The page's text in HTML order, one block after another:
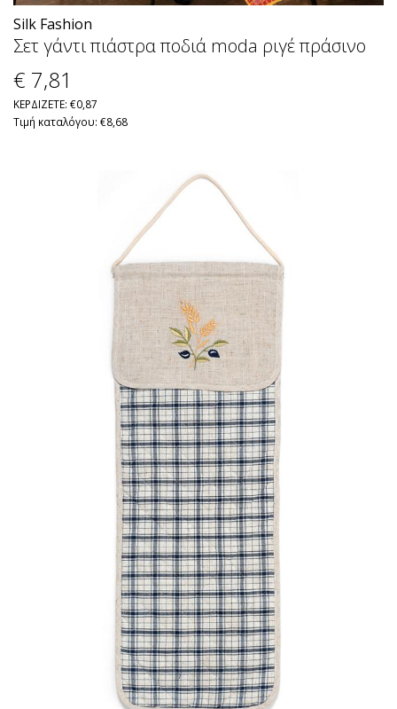
Silk Fashion
Σετ γάντι πιάστρα ποδιά moda ριγέ πράσινο
€ 7,81
ΚΕΡΔΙΖΕΤΕ: €0,87
Τιμή καταλόγου: €8,68